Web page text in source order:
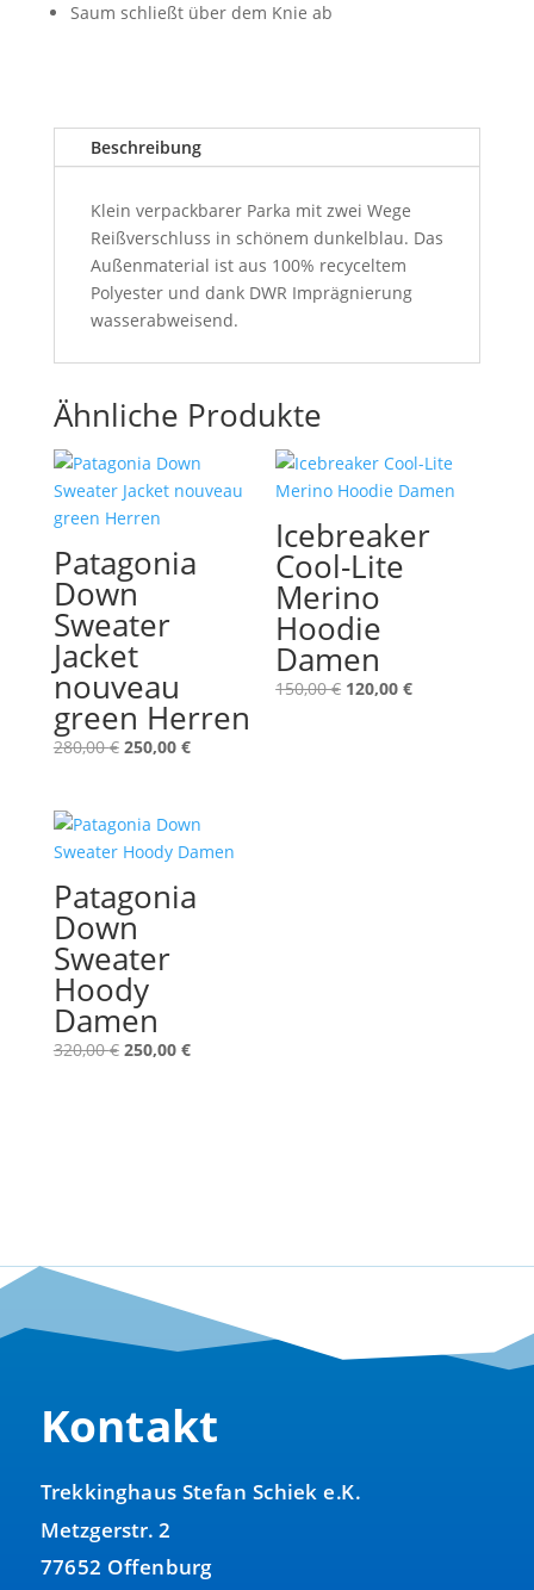
Saum schließt über dem Knie ab
Beschreibung
Klein verpackbarer Parka mit zwei Wege
Reißverschluss in schönem dunkelblau. Das
Außenmaterial ist aus 100% recyceltem
Polyester und dank DWR Imprägnierung
wasserabweisend.
Ähnliche Produkte
Patagonia
Down
Sweater
Jacket
nouveau
green Herren
280,00€ Ursprünglicher
280,00 €
250,00 €Aktueller
250,00 €.
Icebreaker
Cool-Lite
Merino
Hoodie
Damen
150,00€ Ursprünglicher
120,00€Aktueller
Patagonia
Down
Sweater
Hoody
Damen
320,00€ Ursprünglicher
250,00 €Aktueller
Kontakt
Trekkinghaus Stefan Schiek e.K.
Metzgerstr. 2
77652 Offenburg